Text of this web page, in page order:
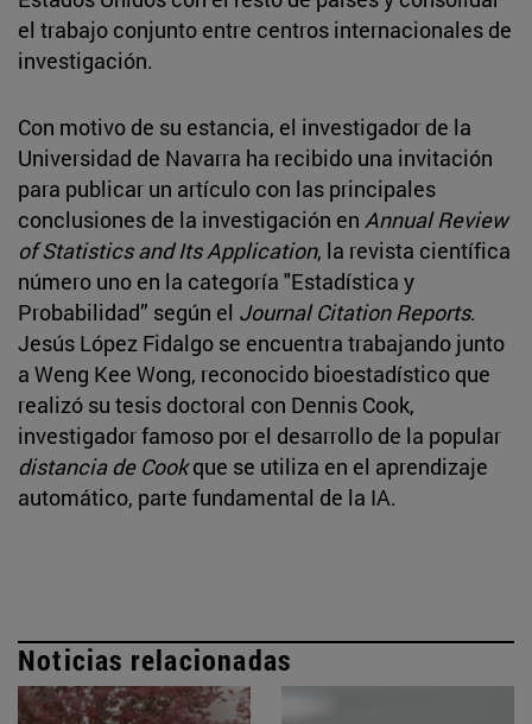
el trabajo conjunto entre centros internacionales de
investigación.
Con motivo de su estancia, el investigador de la
Universidad de Navarra ha recibido una invitación
para publicar un artículo con las principales
conclusiones de la investigación en Annual Review
of Statistics and Its Application, la revista científica
número uno en la categoría "Estadística y
Probabilidad” según el Journal Citation Reports.
Jesús López Fidalgo se encuentra trabajando junto
a Weng Kee Wong, reconocido bioestadístico que
realizó su tesis doctoral con Dennis Cook,
investigador famoso por el desarrollo de la popular
distancia de Cookque se utiliza en el aprendizaje
automático, parte fundamental de la IA.
Noticias relacionadas